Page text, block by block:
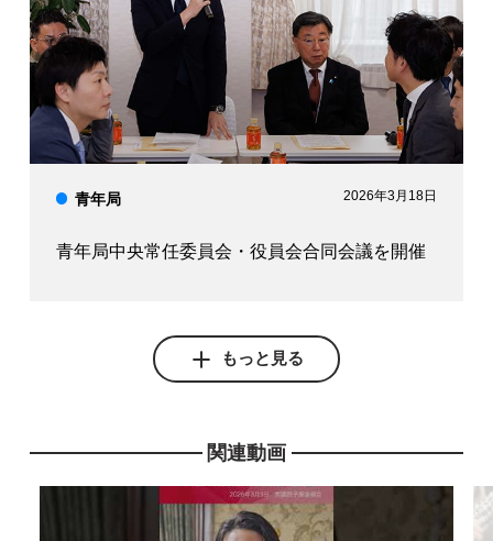
青年局 2026年3月18日
青年局中央常任委員会・役員会合同会議を開催
もっと見る
関連動画